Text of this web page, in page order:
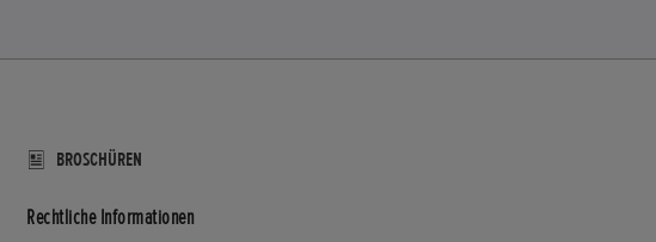
BROSCHÜREN
Rechtliche Informationen